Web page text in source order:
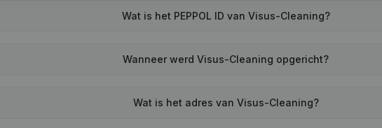
Wat is het PEPPOL ID van Visus-Cleaning?
Wanneer werd Visus-Cleaning opgericht?
Wat is het adres van Visus-Cleaning?